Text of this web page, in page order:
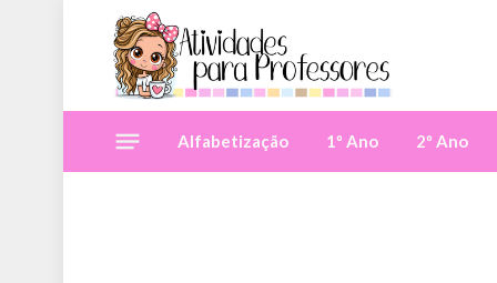
Alfabetização 1º Ano 2º Ano